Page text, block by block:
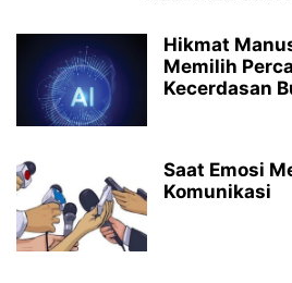
Hikmat
Memilih
Kecerdasan
Saat Emosi
Komunikasi